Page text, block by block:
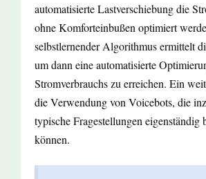
automatisierte Lastverschiebung die
ohne Komforteinbußen optimiert
selbstlernender Algorithmus ermittelt
um dann eine automatisierte
Stromverbrauchs zu erreichen. Ein
die Verwendung von Voicebots, die
typische Fragestellungen eigenständig
können.